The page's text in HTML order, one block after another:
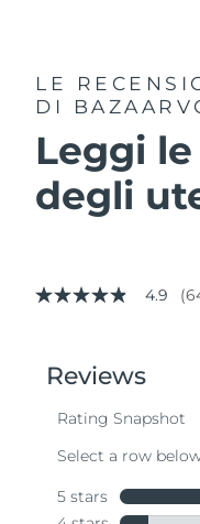
LE
DI
Leggi
degli
4.9
stars,
average
value.
Same
page
4.9